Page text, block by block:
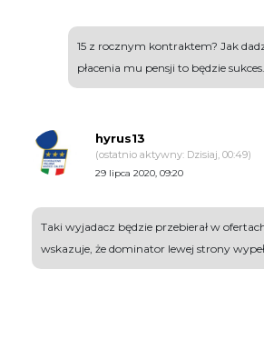
15 z rocznym kontraktem? Jak
płacenia mu pensji to będzie sukces.
hyrus13
(ostatnio aktywny: Dzisiaj, 00:49)
29 lipca 2020, 09:20
Taki wyjadacz będzie przebierał w
wskazuje, że dominator lewej strony